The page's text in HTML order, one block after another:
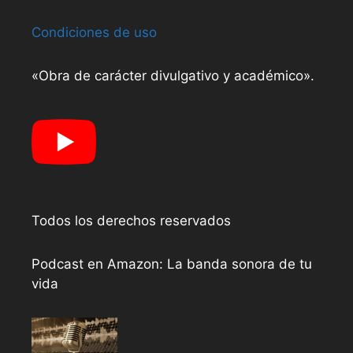
Condiciones de uso
«Obra de carácter divulgativo y académico».
Todos los derechos reservados
Podcast en Amazon: La banda sonora de tu
vida